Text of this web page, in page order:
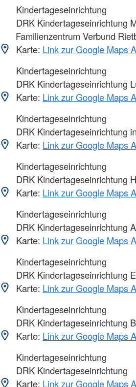
Kindertageseinrichtung
DRK Kindertageseinrichtung
Familienzentrum Verbund
Karte: Link zur Google Maps
Kindertageseinrichtung
DRK Kindertageseinrichtung
Karte: Link zur Google Maps
Kindertageseinrichtung
DRK Kindertageseinrichtung
Karte: Link zur Google Maps
Kindertageseinrichtung
DRK Kindertageseinrichtung
Karte: Link zur Google Maps
Kindertageseinrichtung
DRK Kindertageseinrichtung
Karte: Link zur Google Maps
Kindertageseinrichtung
DRK Kindertageseinrichtung
Karte: Link zur Google Maps
Kindertageseinrichtung
DRK Kindertageseinrichtung
Karte: Link zur Google Maps
Kindertageseinrichtung
DRK Kindertageseinrichtung
Karte: Link zur Google Maps